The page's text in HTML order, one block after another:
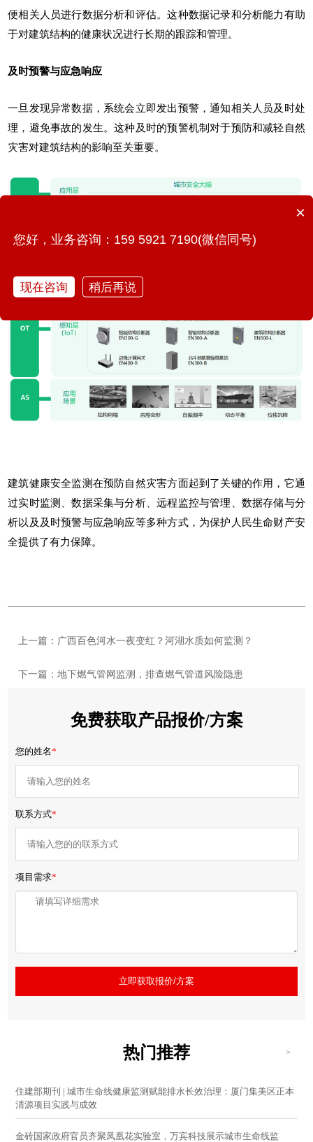
便相关人员进行数据分析和评估。这种数据记录和分析能力有助
于对建筑结构的健康状况进行长期的跟踪和管理。
及时预警与应急响应
一旦发现异常数据，系统会立即发出预警，通知相关人员及时处
理，避免事故的发生。这种及时的预警机制对于预防和减轻自然
灾害对建筑结构的影响至关重要。
建筑健康安全监测在预防自然灾害方面起到了关键的作用，它通
过实时监测、数据采集与分析、远程监控与管理、数据存储与分
析以及及时预警与应急响应等多种方式，为保护人民生命财产安
全提供了有力保障。
上一篇：广西百色河水一夜变红？河湖水质如何监测？
下一篇：地下燃气管网监测，排查燃气管道风险隐患
免费获取产品报价/方案
您的姓名*
联系方式*
项目需求*
立即获取报价/方案
热门推荐 >
住建部期刊 | 城市生命线健康监测赋能排水长效治理：厦门集美区正本
清源项目实践与成效
金砖国家政府官员齐聚凤凰花实验室，万宾科技展示城市生命线监
×
您好，业务咨询：159 5921 7190(微信同号)
现在咨询 稍后再说